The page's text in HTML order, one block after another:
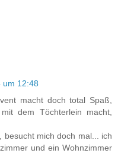
um 12:48
macht doch total Spaß,
dem Töchterlein macht,
besucht mich doch mal... ich
und ein Wohnzimmer